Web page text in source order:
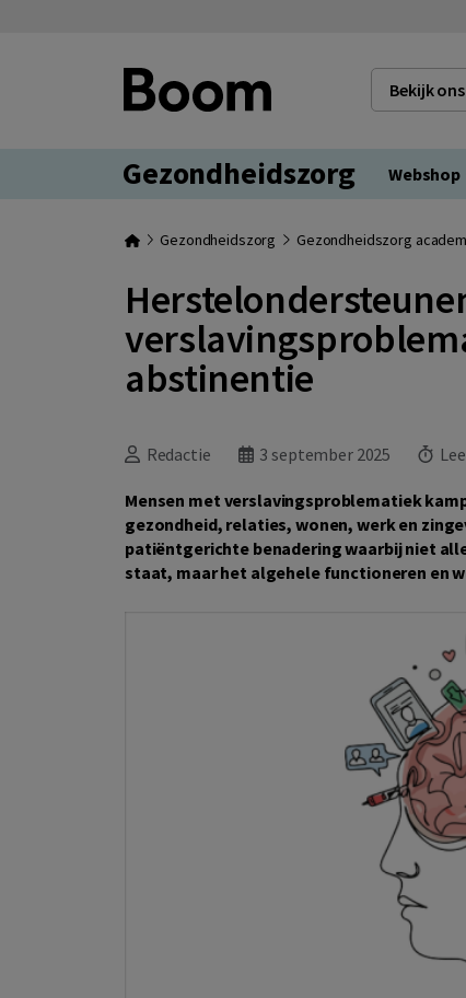
Bekijk
Gezondheidszorg Webshop
Gezondheidszorg Gezondheidszorg
abstinentie
Redactie 3 september 2025
Mensen met verslavingsproblematiek
gezondheid, relaties, wonen, werk en
patiëntgerichte benadering waarbij niet
staat, maar het algehele functioneren en